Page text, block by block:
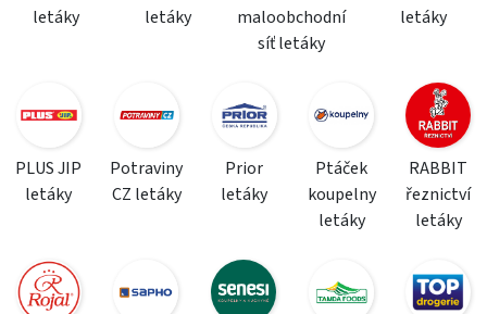
letáky
letáky
maloobchodní
síť letáky
letáky
PLUS JIP
letáky
Potraviny
CZ letáky
Prior
letáky
Ptáček
koupelny
letáky
RABBIT
řeznictví
letáky